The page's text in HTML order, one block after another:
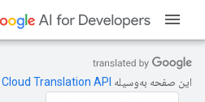
این صفحه به‌وسیله